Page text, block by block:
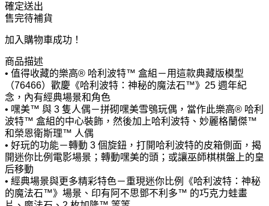
確定送出
售完待補貨
加入購物車成功！
商品描述
• 值得收藏的樂高® 哈利波特™ 盒組－用這款典藏版模型
（76466）歡慶《哈利波特：神秘的魔法石™》25 週年紀
念，內有經典場景和角色
• 嘿美™ 與 3 隻人偶－拼砌嘿美雪鴞玩偶，當作此樂高® 哈利
波特™ 盒組的中心裝飾，然後加上哈利波特、妙麗格蘭傑™
和榮恩衛斯理™ 人偶
• 好玩的功能－轉動 3 個旋鈕，打開哈利波特的皮箱側面，揭
開迷你比例電影場景；轉動嘿美的頭；或讓巫師棋棋盤上的皇
后移動
• 經典場景與更多精彩特色－重現迷你比例《哈利波特：神秘
的魔法石™》場景、印有阿不思鄧不利多™ 的巧克力蛙畫